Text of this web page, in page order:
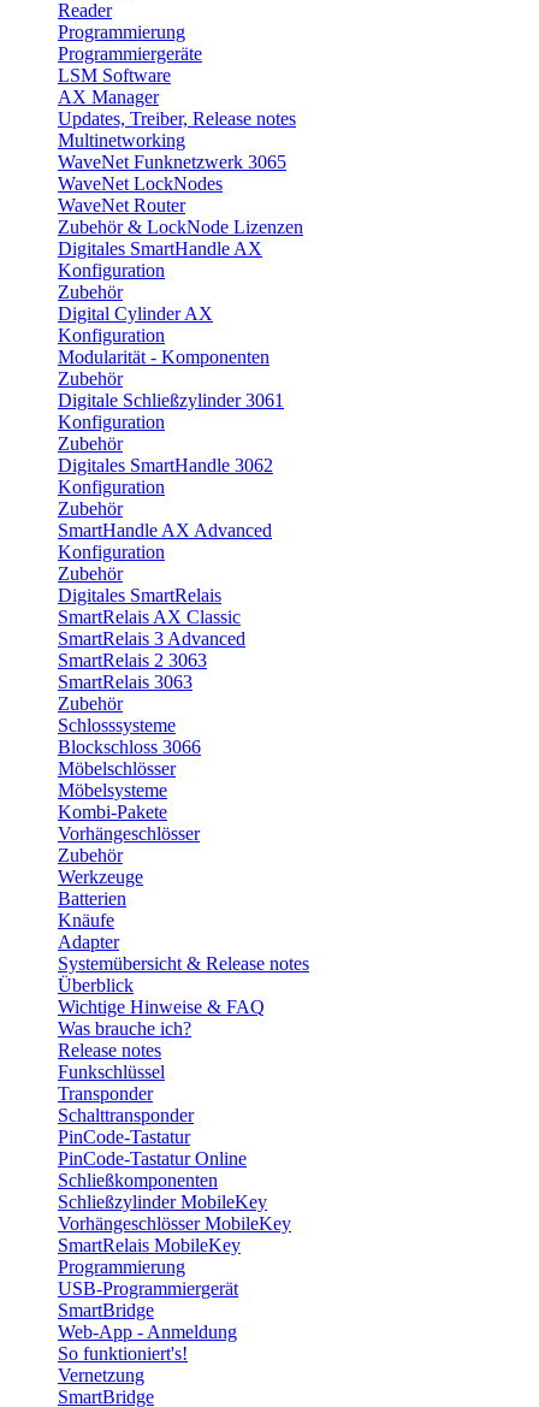
Reader
Programmierung
Programmiergeräte
LSM Software
AX Manager
Updates, Treiber, Release notes
Multinetworking
WaveNet Funknetzwerk 3065
WaveNet LockNodes
WaveNet Router
Zubehör & LockNode Lizenzen
Digitales SmartHandle AX
Konfiguration
Zubehör
Digital Cylinder AX
Konfiguration
Modularität - Komponenten
Zubehör
Digitale Schließzylinder 3061
Konfiguration
Zubehör
Digitales SmartHandle 3062
Konfiguration
Zubehör
SmartHandle AX Advanced
Konfiguration
Zubehör
Digitales SmartRelais
SmartRelais AX Classic
SmartRelais 3 Advanced
SmartRelais 2 3063
SmartRelais 3063
Zubehör
Schlosssysteme
Blockschloss 3066
Möbelschlösser
Möbelsysteme
Kombi-Pakete
Vorhängeschlösser
Zubehör
Werkzeuge
Batterien
Knäufe
Adapter
Systemübersicht & Release notes
Überblick
Wichtige Hinweise & FAQ
Was brauche ich?
Release notes
Funkschlüssel
Transponder
Schalttransponder
PinCode-Tastatur
PinCode-Tastatur Online
Schließkomponenten
Schließzylinder MobileKey
Vorhängeschlösser MobileKey
SmartRelais MobileKey
Programmierung
USB-Programmiergerät
SmartBridge
Web-App - Anmeldung
So funktioniert's!
Vernetzung
SmartBridge